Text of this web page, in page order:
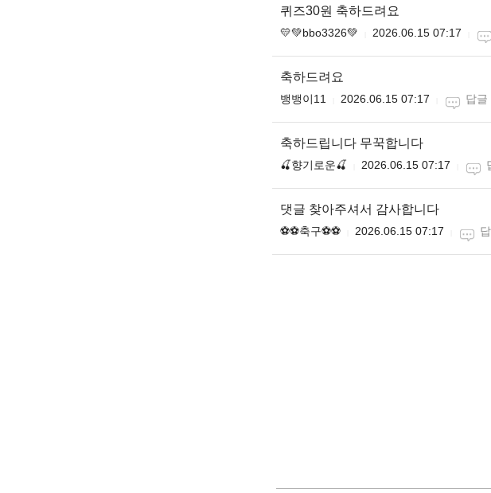
퀴즈30원 축하드려요
💛💚bbo3326💚 2026.06.15 07:17
축하드려요
뱅뱅이11 2026.06.15 07:17 답글
축하드립니다 무꾹합니다
🍒향기로운🍒 2026.06.15 07:17
댓글 찾아주셔서 감사합니다
⚽️⚽️축구⚽️⚽️ 2026.06.15 07:17